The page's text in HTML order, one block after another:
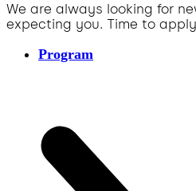
We are always looking for
expecting you. Time to
Program